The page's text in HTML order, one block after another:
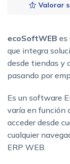
Valorar
ecoSoftWEB es
que integra
desde tiendas y
pasando por
Es un software
varía en función
acceder desde
cualquier
ERP WEB.